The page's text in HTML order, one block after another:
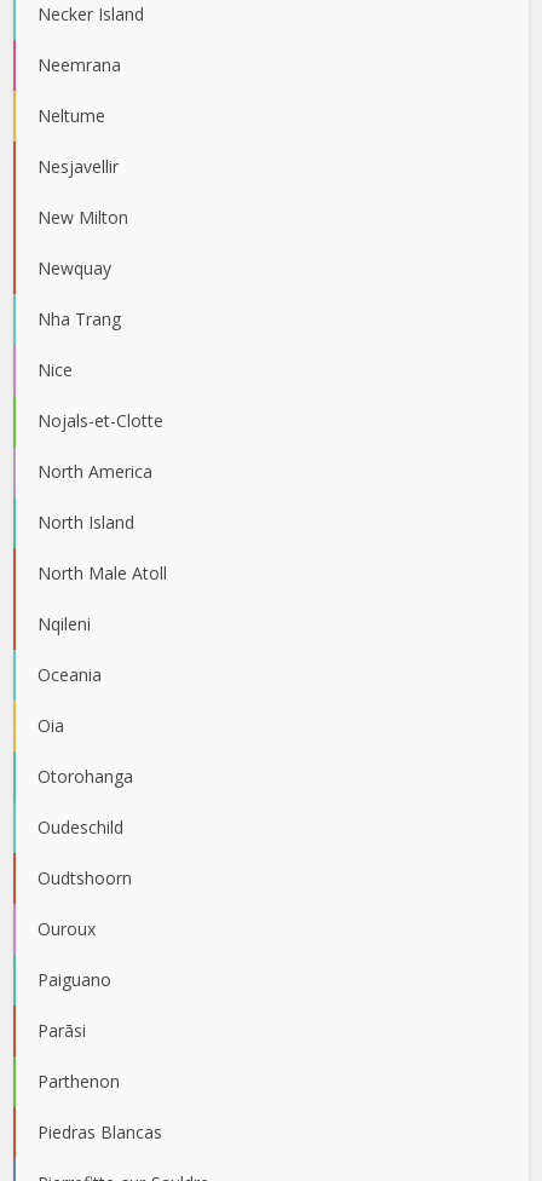
Necker Island
Neemrana
Neltume
Nesjavellir
New Milton
Newquay
Nha Trang
Nice
Nojals-et-Clotte
North America
North Island
North Male Atoll
Nqileni
Oceania
Oia
Otorohanga
Oudeschild
Oudtshoorn
Ouroux
Paiguano
Parāsi
Parthenon
Piedras Blancas